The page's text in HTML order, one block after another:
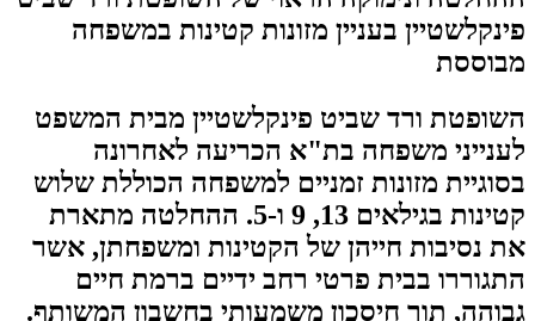
פינקלשטיין בעניין מזונות קטינות במשפחה
מבוססת
השופטת ורד שביט פינקלשטיין מבית המשפט
לענייני משפחה בת"א הכריעה לאחרונה
בסוגיית מזונות זמניים למשפחה הכוללת שלוש
קטינות בגילאים 13, 9 ו-5. ההחלטה מתארת
את נסיבות חייהן של הקטינות ומשפחתן, אשר
התגוררו בבית פרטי רחב ידיים ברמת חיים
גבוהה, תוך חיסכון משמעותי בחשבון המשותף.